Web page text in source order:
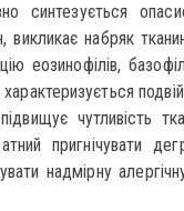
синтезується
викликає набряк
еозинофілів,
характеризується
чутливість
пригнічувати
надмірну